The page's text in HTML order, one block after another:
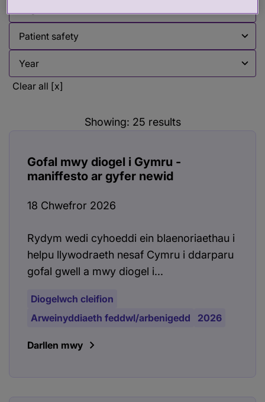
Filter by
Clear all [x]
Showing: 25 results
Gofal mwy diogel i Gymru -
maniffesto ar gyfer newid
18 Chwefror 2026
Rydym wedi cyhoeddi ein blaenoriaethau i
helpu llywodraeth nesaf Cymru i ddarparu
gofal gwell a mwy diogel i...
Diogelwch cleifion
Arweinyddiaeth feddwl/arbenigedd
2026
Darllen mwy